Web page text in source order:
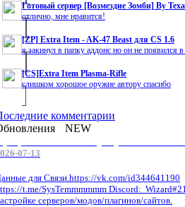
Готовый сервер [Возмездие Зомби] By
отлично, мне нравится!
[ZP] Extra Item - AK-47 Beast для CS 1.6
я закинул в папку аддонс но он не появился
[CS]Extra Item Plasma-Rifle
слишком хорошое оружие автору спасибо
комментарии
NEW
07-13
для Связи.https://vk.com/id344641190
t.me/SysTemmmmmm Discord:
серверов/модов/плагинов/сайтов.